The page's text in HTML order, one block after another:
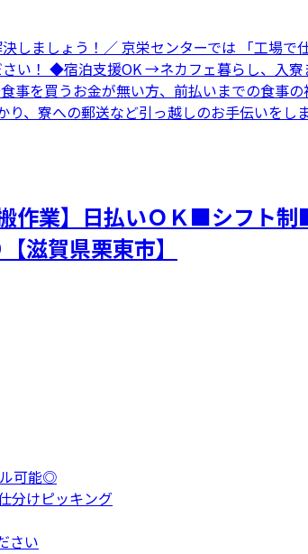
しましょう！／ 京栄センターでは 「工場
い！ ◆宿泊支援OK →ネカフェ暮らし、入
事を買うお金が無い方、前払いまでの食事
、寮への郵送など引っ越しのお手伝いをし
搬作業】日払いＯＫ■シフト
滋賀県栗東市】
可能◎
分けピッキング
さい